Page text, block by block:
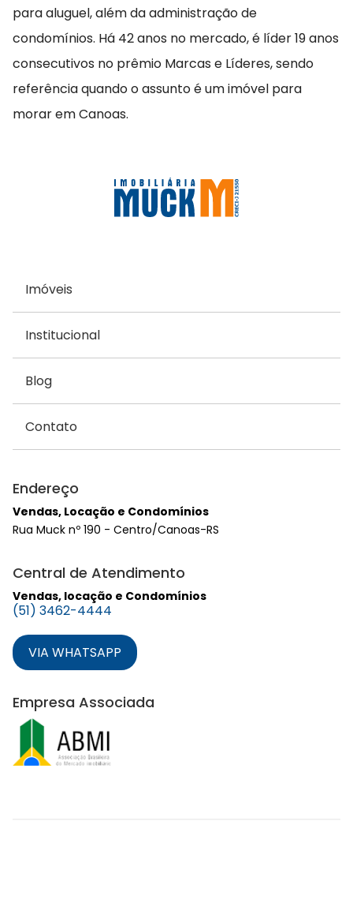
para aluguel, além da administração de
condomínios. Há 42 anos no mercado, é líder 19 anos
consecutivos no prêmio Marcas e Líderes, sendo
referência quando o assunto é um imóvel para
morar em Canoas.
Imóveis
Institucional
Blog
Contato
Endereço
Vendas, Locação e Condomínios
Rua Muck nº 190 - Centro/Canoas-RS
Central de Atendimento
Vendas, locação e Condomínios
(51) 3462-4444
VIA WHATSAPP
Empresa Associada